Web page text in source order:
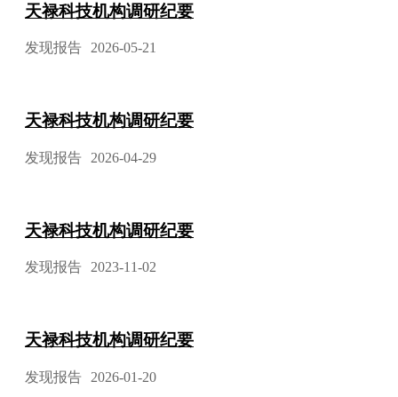
天禄科技机构调研纪要
发现报告 2026-05-21
天禄科技机构调研纪要
发现报告 2026-04-29
天禄科技机构调研纪要
发现报告 2023-11-02
天禄科技机构调研纪要
发现报告 2026-01-20